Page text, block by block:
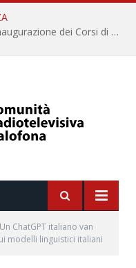
Università per Stranieri di Siena – Inaugurazione dei Corsi di Lingua e Cultura Italiana, 109a annata
Un ChatGPT italiano van
modelli linguistici italiani